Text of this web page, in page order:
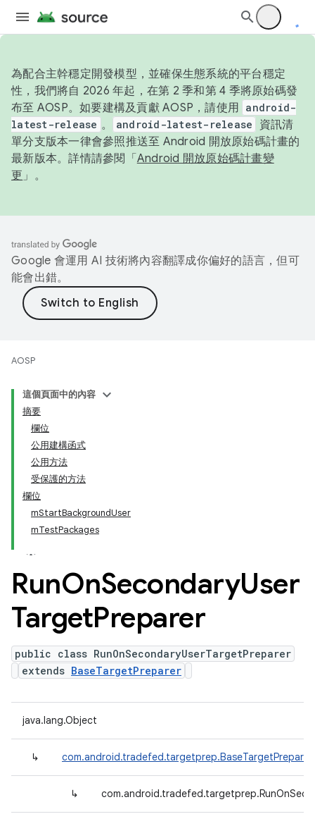
為配合主幹穩定開發模型，並確保生態系統的平台穩定
性，我們將自 2026 年起，在第 2 季和第 4 季將原始碼發
布至 AOSP。如要建構及貢獻 AOSP，請使用 android-
latest-release 。 android-latest-release
資訊清
單分支版本一律會參照推送至 Android 開放原始碼計畫的
最新版本。詳情請參閱「 Android 開放原始碼計畫變
更 」。
Google 會運用 AI 技術將內容翻譯成你偏好的語言，但可
能會出錯。
AOSP
這個頁面中的內容
摘要
欄位
公用建構函式
公用方法
受保護的方法
欄位
mStartBackgroundUser
mTestPackages
RunOnSecondaryUser
TargetPreparer
public class RunOnSecondaryUserTargetPreparer
extends BaseTargetPreparer
java.lang.Object
↳ com.android.tradefed.targetprep.BaseTargetPreparer
↳